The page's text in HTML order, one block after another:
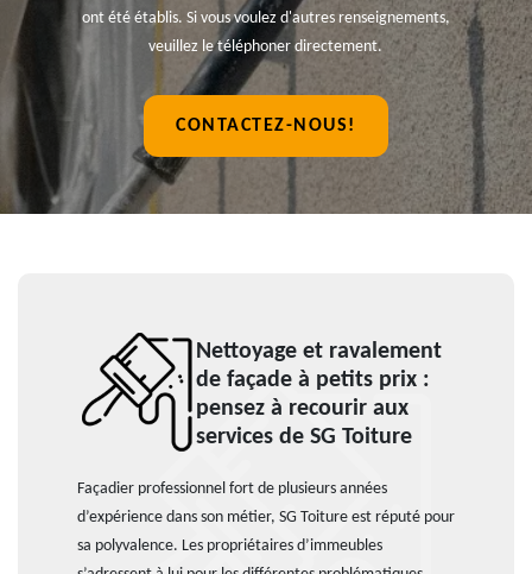
ont été établis. Si vous voulez d'autres renseignements,
veuillez le téléphoner directement.
CONTACTEZ-NOUS!
Nettoyage et ravalement
de façade à petits prix :
pensez à recourir aux
services de SG Toiture
Façadier professionnel fort de plusieurs années
d’expérience dans son métier, SG Toiture est réputé pour
sa polyvalence. Les propriétaires d’immeubles